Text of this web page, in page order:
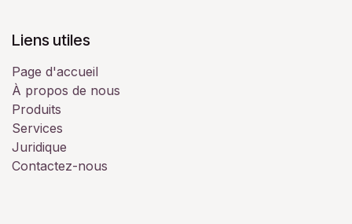
Liens utiles
Page d'accueil
À propos de nous
Produits
Services
Juridique
Contactez-nous